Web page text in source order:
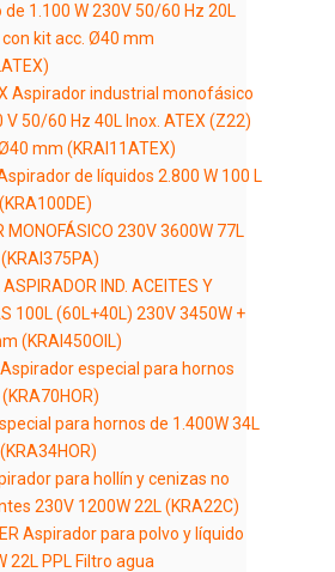
1.100 W 230V 50/60 Hz 20L
kit acc. Ø40 mm
Aspirador industrial monofásico
V 50/60 Hz 40L Inox. ATEX (Z22)
mm (KRAI11ATEX)
de líquidos 2.800 W 100 L
MONOFÁSICO 230V 3600W 77L
IND. ACEITES Y
100L (60L+40L) 230V 3450W +
(KRAI450OIL)
Aspirador especial para hornos
para hornos de 1.400W 34L
para hollín y cenizas no
230V 1200W 22L (KRA22C)
Aspirador para polvo y líquido
22L PPL Filtro agua